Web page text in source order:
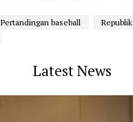
Pertandingan baseball
Republik
Latest News